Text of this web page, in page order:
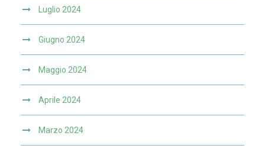
Luglio 2024
Giugno 2024
Maggio 2024
Aprile 2024
Marzo 2024